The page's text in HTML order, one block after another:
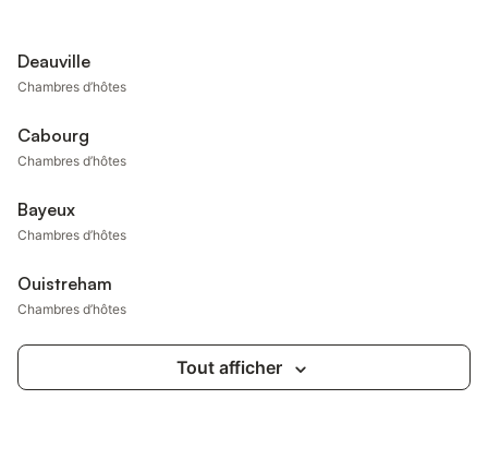
Deauville
Chambres d’hôtes
Cabourg
Chambres d’hôtes
Bayeux
Chambres d’hôtes
Ouistreham
Chambres d’hôtes
Tout afficher